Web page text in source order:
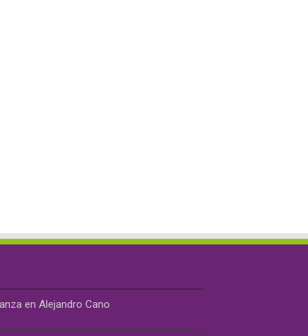
en Alejandro Cano